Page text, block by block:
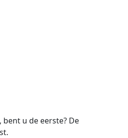
u de eerste? De